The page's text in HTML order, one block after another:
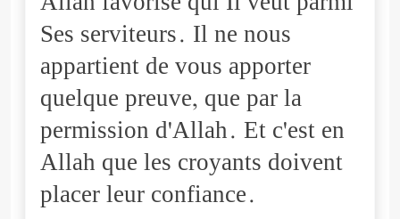
Ses serviteurs. Il ne nous
appartient de vous apporter
quelque preuve, que par la
permission d'Allah. Et c'est en
Allah que les croyants doivent
placer leur confiance.